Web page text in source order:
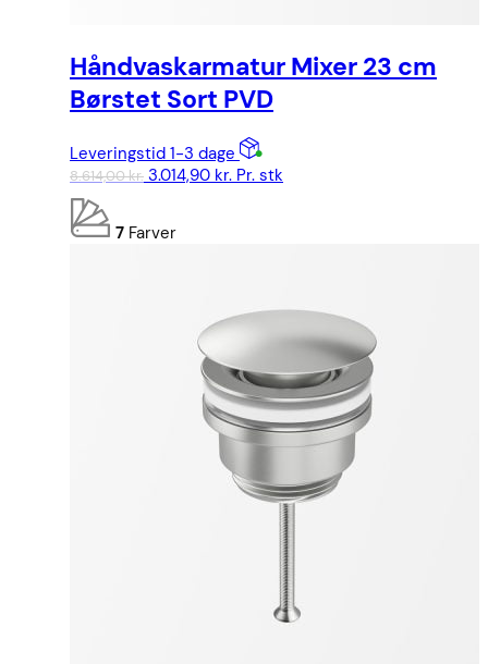
Håndvaskarmatur Mixer 23 cm
Børstet Sort PVD
Leveringstid 1-3 dage
8.614,00kr. Den
var:
3.014,90 kr.Den
Pr. stk
7 Farver